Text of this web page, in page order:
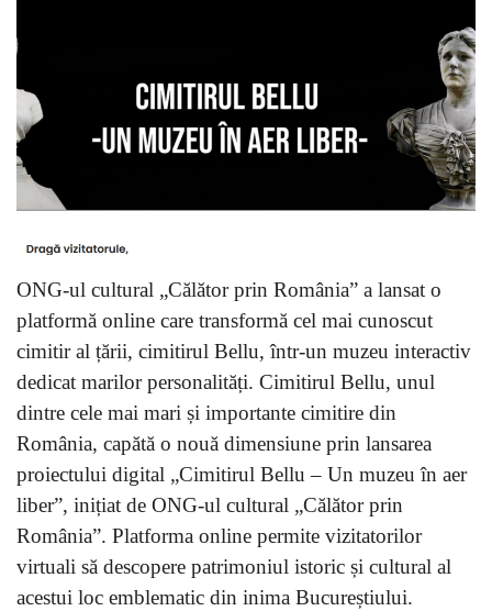
ONG-ul cultural „Călător prin România” a lansat o
platformă online care transformă cel mai cunoscut
cimitir al țării, cimitirul Bellu, într-un muzeu interactiv
dedicat marilor personalități. Cimitirul Bellu, unul
dintre cele mai mari și importante cimitire din
România, capătă o nouă dimensiune prin lansarea
proiectului digital „Cimitirul Bellu – Un muzeu în aer
liber”, inițiat de ONG-ul cultural „Călător prin
România”. Platforma online permite vizitatorilor
virtuali să descopere patrimoniul istoric și cultural al
acestui loc emblematic din inima Bucureștiului.